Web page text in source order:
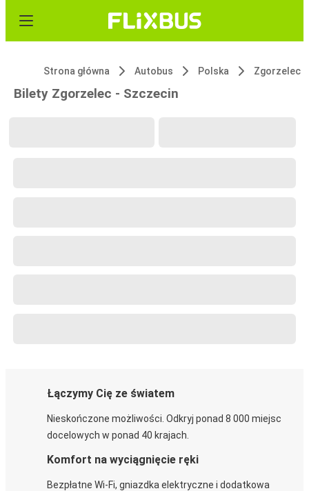
Strona główna Autobus Polska Zgorzelec
Bilety Zgorzelec - Szczecin
Łączymy Cię ze światem
Nieskończone możliwości. Odkryj ponad 8 000 miejsc
docelowych w ponad 40 krajach.
Komfort na wyciągnięcie ręki
Bezpłatne Wi-Fi, gniazdka elektryczne i dodatkowa